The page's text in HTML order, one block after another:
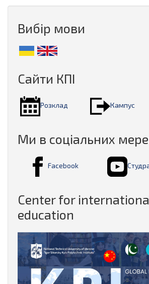
Вибір мови
Сайти КПІ
Розклад Кампус
Ми в соціальних
Facebook
Center for
education